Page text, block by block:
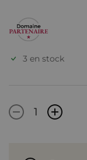
3 en stock
- +